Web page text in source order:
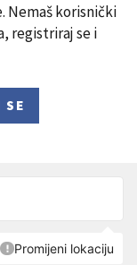
Nemaš korisnički
registriraj se i
SE